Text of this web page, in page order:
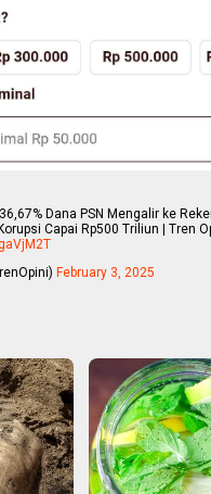
Dana PSN Mengalir ke
Capai Rp500 Triliun | Tren
February 3, 2025